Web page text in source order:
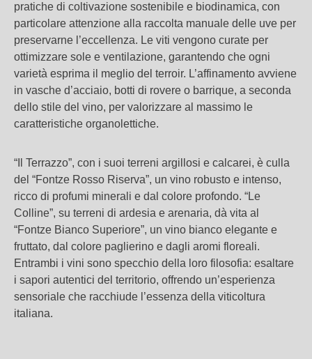
pratiche di coltivazione sostenibile e biodinamica, con
particolare attenzione alla raccolta manuale delle uve per
preservarne l’eccellenza. Le viti vengono curate per
ottimizzare sole e ventilazione, garantendo che ogni
varietà esprima il meglio del terroir. L’affinamento avviene
in vasche d’acciaio, botti di rovere o barrique, a seconda
dello stile del vino, per valorizzare al massimo le
caratteristiche organolettiche.
“Il Terrazzo”, con i suoi terreni argillosi e calcarei, è culla
del “Fontze Rosso Riserva”, un vino robusto e intenso,
ricco di profumi minerali e dal colore profondo. “Le
Colline”, su terreni di ardesia e arenaria, dà vita al
“Fontze Bianco Superiore”, un vino bianco elegante e
fruttato, dal colore paglierino e dagli aromi floreali.
Entrambi i vini sono specchio della loro filosofia: esaltare
i sapori autentici del territorio, offrendo un’esperienza
sensoriale che racchiude l’essenza della viticoltura
italiana.